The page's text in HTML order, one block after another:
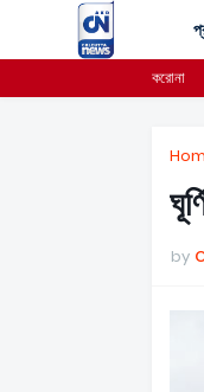
করোনা
by